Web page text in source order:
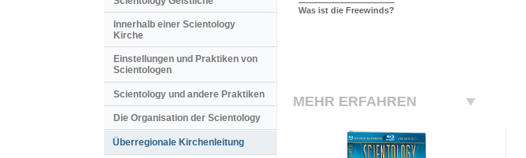
Was ist die Freewinds?
MEHR ERFAHREN
Innerhalb einer Scientology
Kirche
Einstellungen und Praktiken von
Scientologen
Scientology und andere Praktiken
Die Organisation der Scientology
Überregionale Kirchenleitung